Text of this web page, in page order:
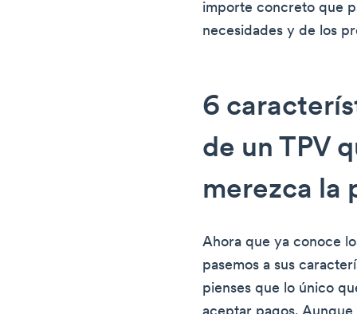
importe concreto que
necesidades y de los
6
de un TPV
merezca la
Ahora que ya conoce
pasemos a sus
pienses que lo único